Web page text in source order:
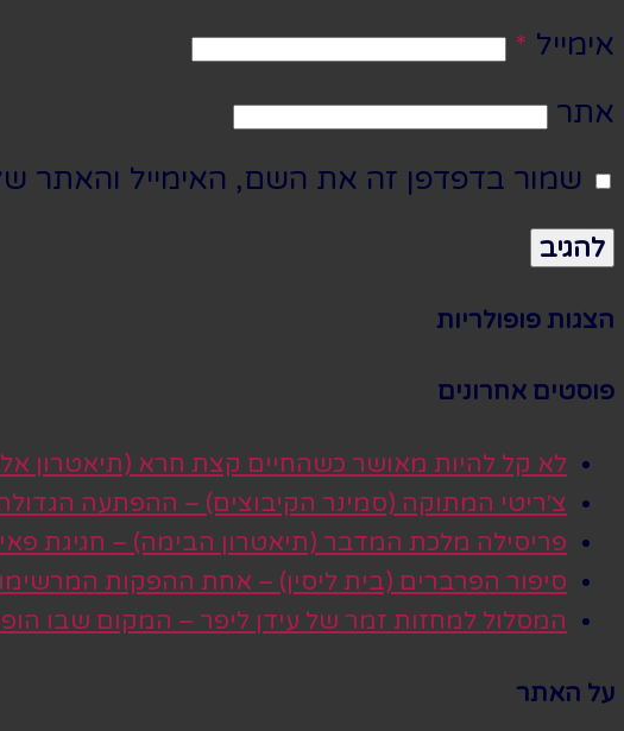
אימייל *
אתר
שמור בדפדפן זה את השם, האימייל והאתר
הצגות פופולריות
פוסטים אחרונים
לא קל להיות מאושר כשהחיים קצת חרא (תיאטרון
צ׳ריטי המתוקה (סמינר הקיבוצים) – ההפתעה
פריסילה מלכת המדבר (תיאטרון הבימה) – חגיגת
סיפור הפרברים (בית ליסין) – אחת ההפקות
המסלול למחזות זמר של עידן ליפר – המקום שבו
על האתר